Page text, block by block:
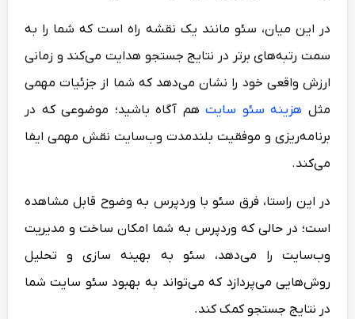
در این میان، سئو مانند یک نقشه راه است که شما را به
سمت رتبه‌های برتر در نتایج جستجو هدایت می‌کند و زمانی
ارزش واقعی خود را نشان می‌دهد که شما از جزئیات مهمی
مثل هزینه سئو سایتهم آگاه باشید؛ موضوعی که در
برنامه‌ریزی و موفقیت بلندمدت وب‌سایت نقش مهمی ایفا
می‌کند.
در این راستا، فرق سئو با وردپرس به وضوح قابل مشاهده
است؛ در حالی که وردپرس به شما امکان ساخت و مدیریت
وب‌سایت را می‌دهد، سئو به بهینه سازی و تحلیل
روش‌هایی می‌پردازد که می‌تواند به بهبود سئو سایت شما
در نتایج جستجو کمک کند.